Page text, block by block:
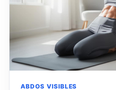
ABDOS VISIBLES